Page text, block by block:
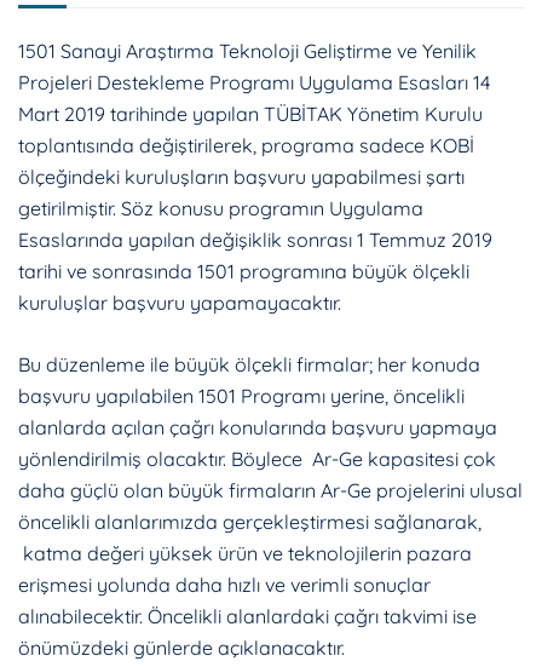
1501 Sanayi Araştırma Teknoloji Geliştirme ve Yenilik
Projeleri Destekleme Programı Uygulama Esasları 14
Mart 2019 tarihinde yapılan TÜBİTAK Yönetim Kurulu
toplantısında değiştirilerek, programa sadece KOBİ
ölçeğindeki kuruluşların başvuru yapabilmesi şartı
getirilmiştir. Söz konusu programın Uygulama
Esaslarında yapılan değişiklik sonrası 1 Temmuz 2019
tarihi ve sonrasında 1501 programına büyük ölçekli
kuruluşlar başvuru yapamayacaktır.
Bu düzenleme ile büyük ölçekli firmalar; her konuda
başvuru yapılabilen 1501 Programı yerine, öncelikli
alanlarda açılan çağrı konularında başvuru yapmaya
yönlendirilmiş olacaktır. Böylece Ar-Ge kapasitesi çok
daha güçlü olan büyük firmaların Ar-Ge projelerini ulusal
öncelikli alanlarımızda gerçekleştirmesi sağlanarak,
katma değeri yüksek ürün ve teknolojilerin pazara
erişmesi yolunda daha hızlı ve verimli sonuçlar
alınabilecektir. Öncelikli alanlardaki çağrı takvimi ise
önümüzdeki günlerde açıklanacaktır.